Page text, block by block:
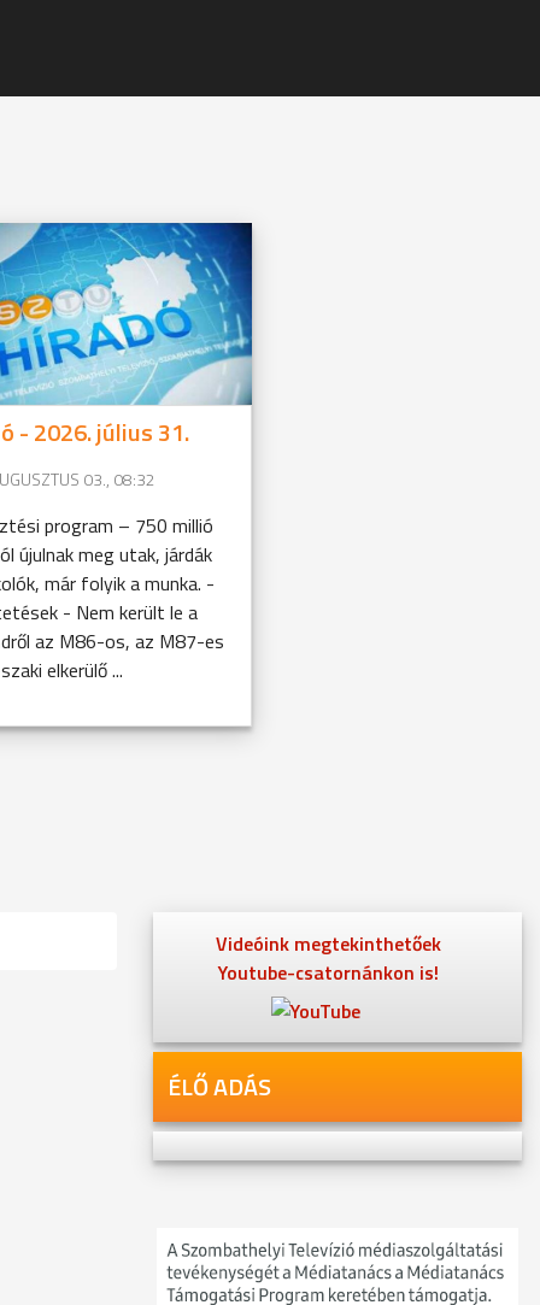
- 2026. július 31.
03., 08:32
program – 750 millió
újulnak meg utak, járdák
már folyik a munka. -
- Nem került le a
az M86-os, az M87-es
elkerülő ...
Videóink megtekinthetőek
Youtube-csatornánkon is!
ÉLŐ ADÁS